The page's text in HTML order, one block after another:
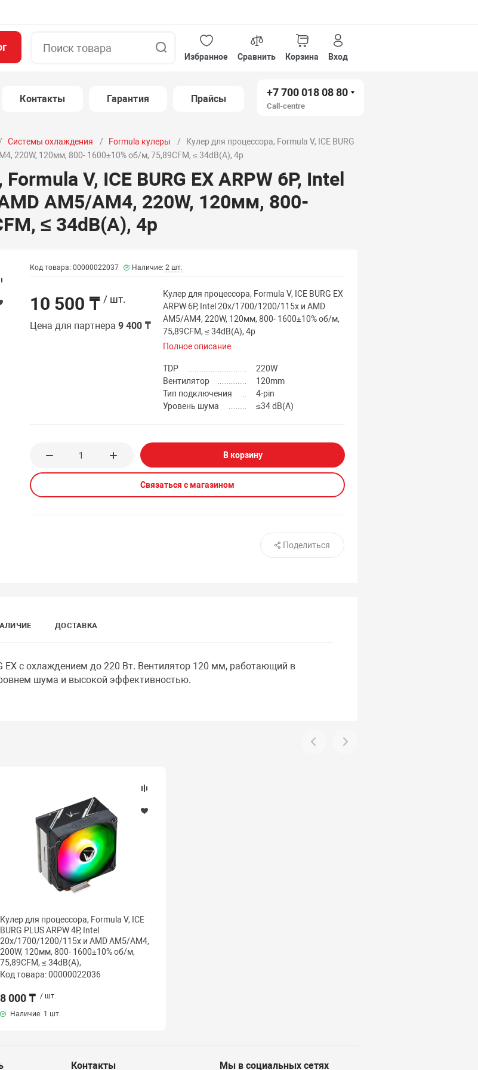
Избранное
Сравнить Корзина Вход
Контакты Гарантия Прайсы
+7 700 018 08 80
Call-centre
Системы охлаждения Formula кулеры
Кулер для процессора, Formula V, ICE BURG
220W, 120мм, 800- 1600±10% об/м, 75,89CFM, ≤ 34dB(A), 4p
V, ICE BURG EX ARPW 6P, Intel
AM5/AM4, 220W, 120мм, 800-
≤ 34dB(A), 4p
Код товара: 00000022037 Наличие: 2 шт.
10 500 ₸ / шт.
Цена для партнера9 400 ₸
Кулер для процессора, Formula V, ICE BURG EX
ARPW 6P, Intel 20х/1700/1200/115х и AMD
AM5/AM4, 220W, 120мм, 800- 1600±10% об/м,
75,89CFM, ≤ 34dB(A), 4p
Полное описание
TDP
220W
Вентилятор
120mm
Тип подключения
4-pin
Уровень шума
≤34 dB(A)
В корзину
Связаться с магазином
Поделиться
ДОСТАВКА
EX с охлаждением до 220 Вт. Вентилятор 120 мм, работающий в
шума и высокой эффективностью.
Кулер для процессора, Formula V, ICE
BURG PLUS ARPW 4P, Intel
20х/1700/1200/115х и AMD AM5/AM4,
200W, 120мм, 800- 1600±10% об/м,
75,89CFM, ≤ 34dB(A),
Код товара: 00000022036
8 000 ₸ / шт.
Наличие: 1 шт.
Контакты Мы в социальных сетях